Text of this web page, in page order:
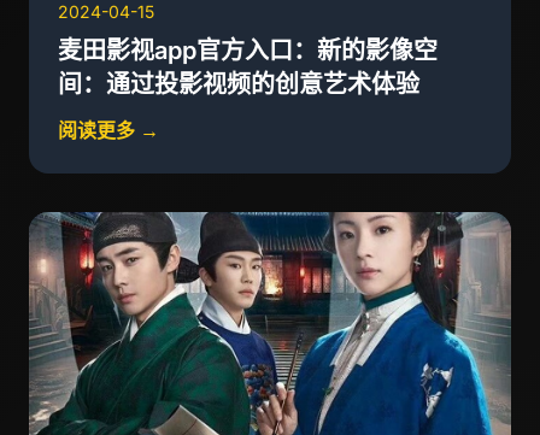
2024-04-15
麦田影视app官方入口：新的影像空
间：通过投影视频的创意艺术体验
阅读更多 →